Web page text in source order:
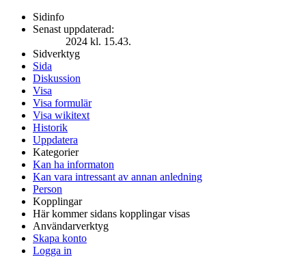
Sidinfo
Senast uppdaterad:
2024 kl. 15.43.
Sidverktyg
Sida
Diskussion
Visa
Visa formulär
Visa wikitext
Historik
Uppdatera
Kategorier
Kan ha informaton
Kan vara intressant av annan anledning
Person
Kopplingar
Här kommer sidans kopplingar visas
Användarverktyg
Skapa konto
Logga in